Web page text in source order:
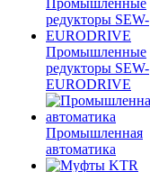
Промышленные
редукторы SEW-
EURODRIVE
Промышленная
автоматика